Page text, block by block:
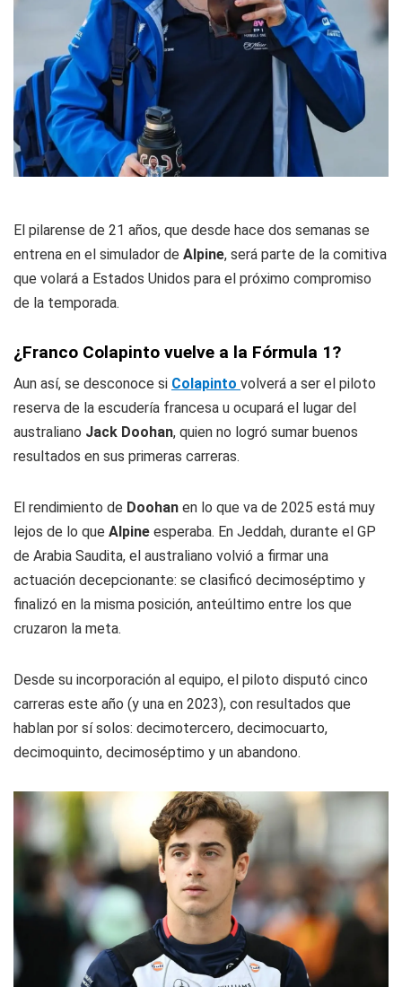
El pilarense de 21 años, que desde hace dos semanas se
entrena en el simulador de Alpine, será parte de la comitiva
que volará a Estados Unidos para el próximo compromiso
de la temporada.
¿Franco Colapinto vuelve a la Fórmula 1?
Aun así, se desconoce si Colapinto volverá a ser el piloto
reserva de la escudería francesa u ocupará el lugar del
australiano Jack Doohan, quien no logró sumar buenos
resultados en sus primeras carreras.
El rendimiento de Doohan en lo que va de 2025 está muy
lejos de lo que Alpine esperaba. En Jeddah, durante el GP
de Arabia Saudita, el australiano volvió a firmar una
actuación decepcionante: se clasificó decimoséptimo y
finalizó en la misma posición, anteúltimo entre los que
cruzaron la meta.
Desde su incorporación al equipo, el piloto disputó cinco
carreras este año (y una en 2023), con resultados que
hablan por sí solos: decimotercero, decimocuarto,
decimoquinto, decimoséptimo y un abandono.